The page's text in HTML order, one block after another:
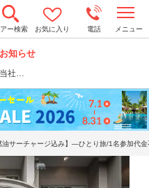
ー検索 お気に入り 電話 メニュー
知らせ
当社…
o
n
a
v
i
g
a
t
o
油サーチャージ込み】―ひとり旅/1名参加代